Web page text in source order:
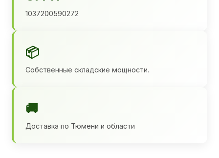
1037200590272
📦
Собственные складские мощности.
🚚
Доставка по Тюмени и области